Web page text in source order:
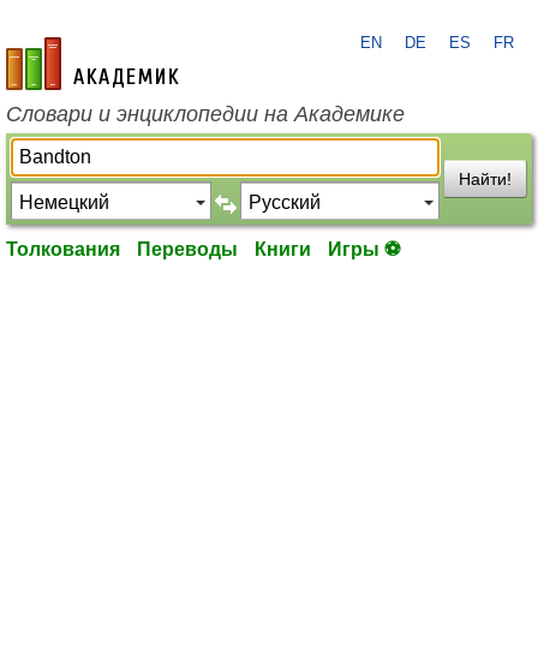
academic.ru
EN DE ES FR
Словари и энциклопедии на Академике
Найти!
Толкования Переводы Книги Игры ⚽